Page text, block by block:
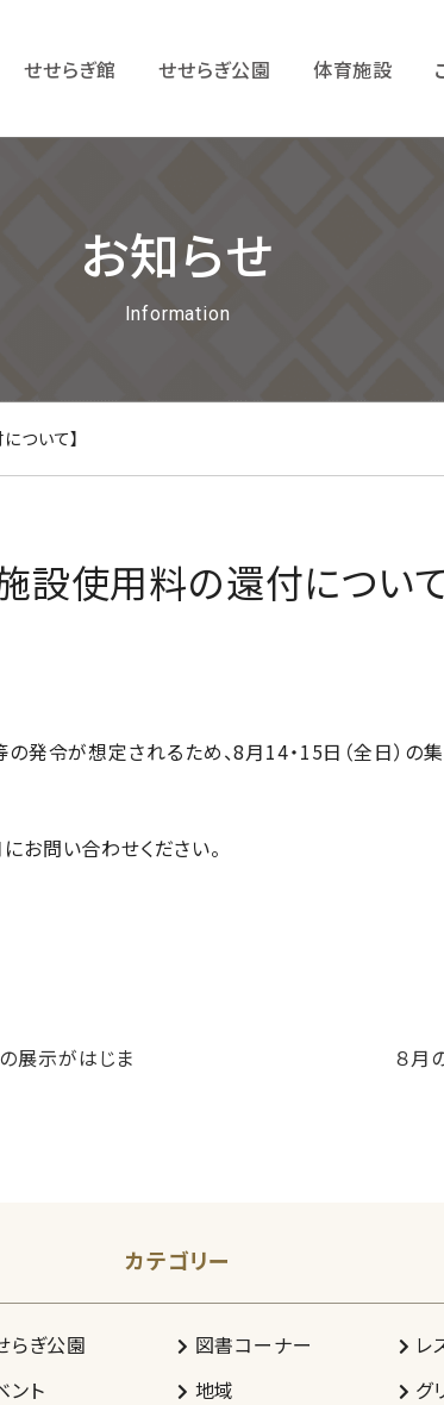
せせらぎ館 せせらぎ公園 体育施設
お知らせ
Information
ついて】
設使用料の還付について
発令が想定されるため、8月14・15日（全日）の
お問い合わせください。
展示がはじま
８月
カテゴリー
らぎ公園 図書コーナー
レ
ント 地域
グ